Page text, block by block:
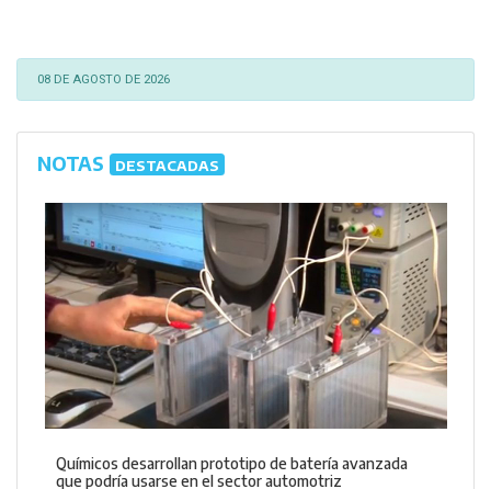
08 DE AGOSTO DE 2026
NOTAS DESTACADAS
Químicos desarrollan prototipo de batería avanzada
que podría usarse en el sector automotriz